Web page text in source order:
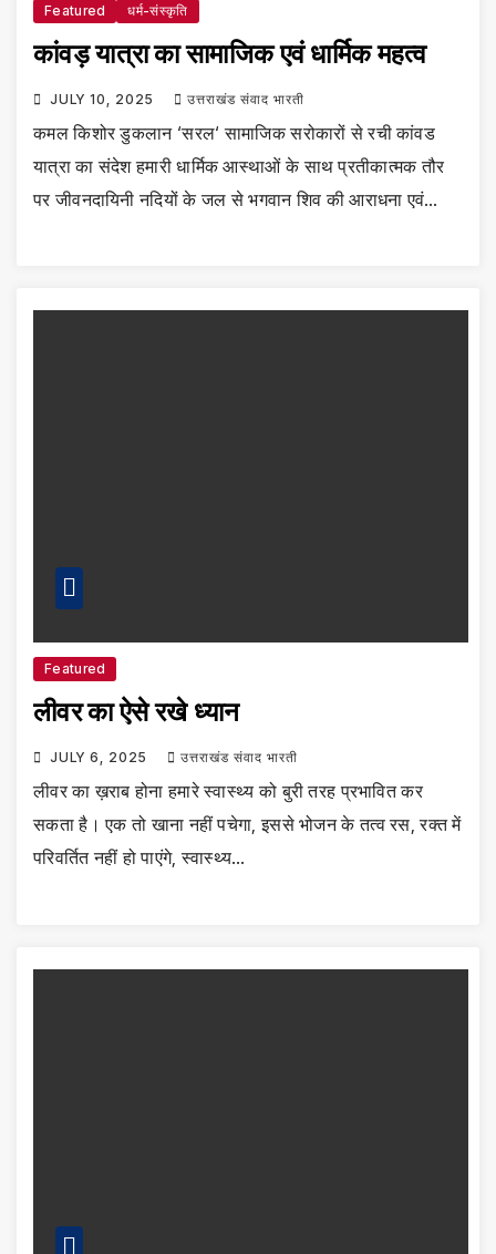
Featured धर्म-संस्कृति
कांवड़ यात्रा का सामाजिक एवं धार्मिक महत्व
JULY 10, 2025 उत्तराखंड संवाद भारती
कमल किशोर डुकलान ‘सरल‘ सामाजिक सरोकारों से रची कांवड
यात्रा का संदेश हमारी धार्मिक आस्थाओं के साथ प्रतीकात्मक तौर
पर जीवनदायिनी नदियों के जल से भगवान शिव की आराधना एवं…
Featured
लीवर का ऐसे रखे ध्यान
JULY 6, 2025 उत्तराखंड संवाद भारती
लीवर का ख़राब होना हमारे स्‍वास्‍थ्‍य को बुरी तरह प्रभावित कर
सकता है। एक तो खाना नहीं पचेगा, इससे भोजन के तत्‍व रस, रक्‍त में
परिवर्तित नहीं हो पाएंगे, स्‍वास्‍थ्‍य…